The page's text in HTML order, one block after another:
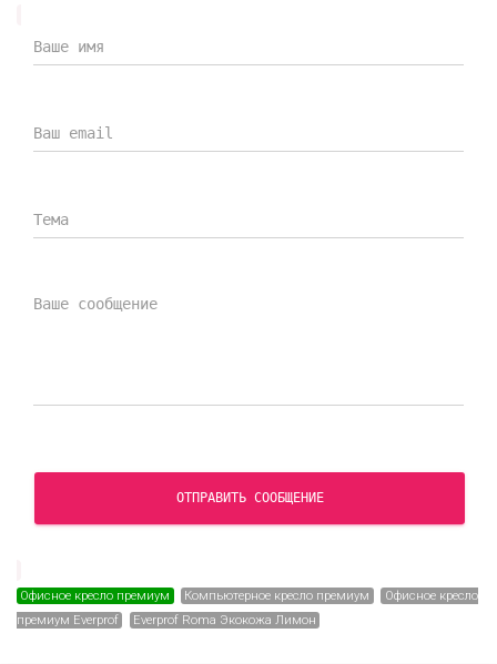
ОТПРАВИТЬ СООБЩЕНИЕ
Офисное кресло премиум Компьютерное кресло премиум
Офисное кресло
премиум Everprof
Everprof Roma Экокожа Лимон